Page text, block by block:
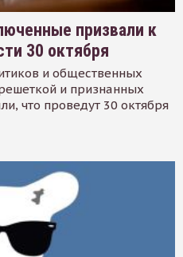
призвали к
30 октября
и общественных
и признанных
что проведут 30 октября